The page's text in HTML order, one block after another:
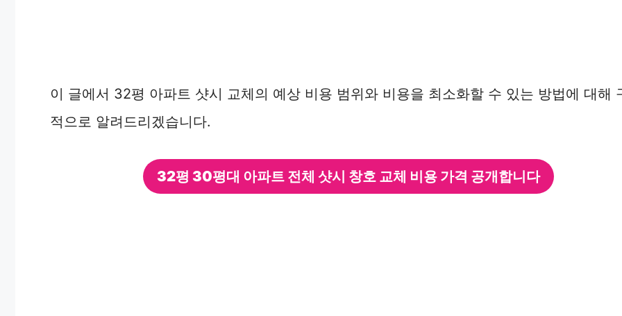
이 글에서 32평 아파트 샷시 교체의 예상 비용 범위와 비용을 최소화할 수 있는 방법에 대해
적으로 알려드리겠습니다.
32평 30평대 아파트 전체 샷시 창호 교체 비용 가격 공개합니다